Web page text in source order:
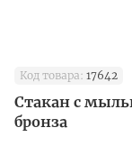
Код товара: 17642
Стакан с
бронза